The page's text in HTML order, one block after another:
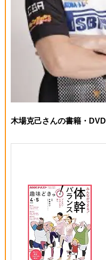
木場克己さんの書籍・DVD